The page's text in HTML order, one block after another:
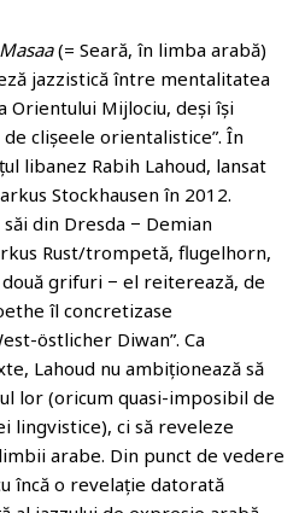
Masaa(= Seară, în limba arabă)
jazzistică între mentalitatea
Orientului Mijlociu, deși își
clișeele orientalistice”. În
libanez Rabih Lahoud, lansat
Stockhausen în 2012.
din Dresda − Demian
Rust/trompetă, flugelhorn,
grifuri − el reiterează, de
îl concretizase
östlicher Diwan”. Ca
Lahoud nu ambiționează să
lor (oricum quasi-imposibil de
ci să reveleze
arabe. Din punct de vedere
încă o revelație datorată